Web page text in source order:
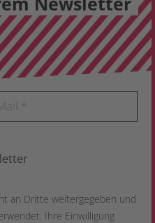
an Dritte weitergegeben und
Ihre Einwilligung